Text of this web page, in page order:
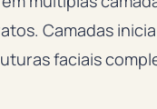
Camadas
faciais